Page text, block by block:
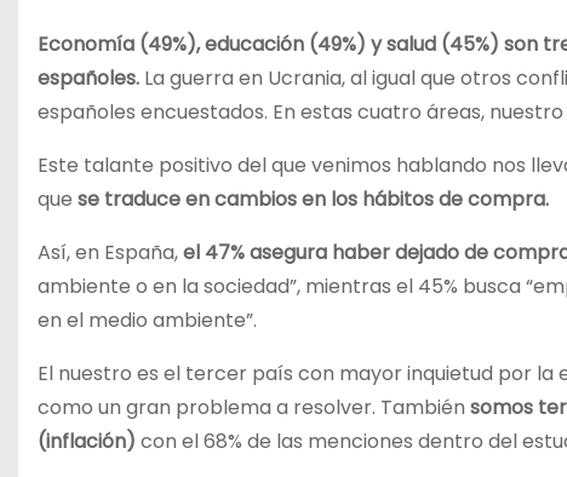
Economía (49%), educación (49%) y salud (45%) son
españoles. La guerra en Ucrania, al igual que otros
españoles encuestados. En estas cuatro áreas,
Este talante positivo del que venimos hablando nos
que se traduce en cambios en los hábitos de compra.
Así, en España,el 47% asegura haber dejado de
ambiente o en la sociedad”, mientras el 45% busca
en el medio ambiente”.
El nuestro es el tercer país con mayor inquietud por la
como un gran problema a resolver. También somos
(inflación) con el 68% de las menciones dentro del